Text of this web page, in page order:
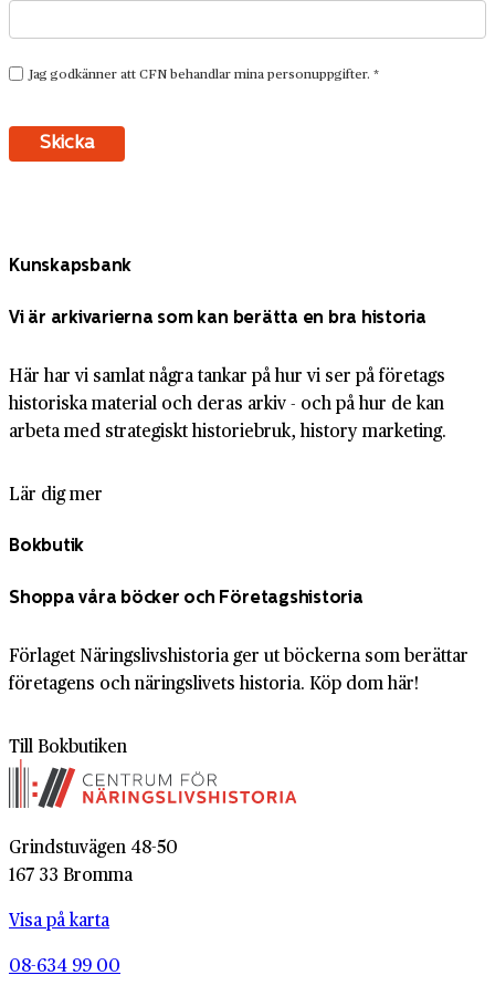
Kunskapsbank
Vi är arkivarierna som kan berätta en bra historia
Här har vi samlat några tankar på hur vi ser på företags
historiska material och deras arkiv - och på hur de kan
arbeta med strategiskt historiebruk, history marketing.
Lär dig mer
Bokbutik
Shoppa våra böcker och Företagshistoria
Förlaget Näringslivshistoria ger ut böckerna som berättar
företagens och näringslivets historia. Köp dom här!
Till Bokbutiken
Grindstuvägen 48-50
167 33 Bromma
Visa på karta
08-634 99 00